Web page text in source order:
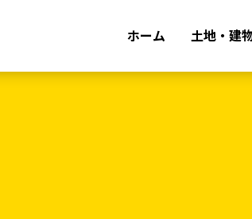
ホーム 土地・建